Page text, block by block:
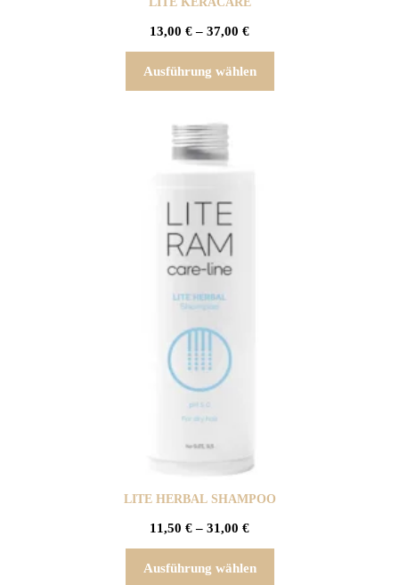
13,00 € – 37,00 €
Ausführung wählen
LITE HERBAL SHAMPOO
11,50 € – 31,00 €
Ausführung wählen